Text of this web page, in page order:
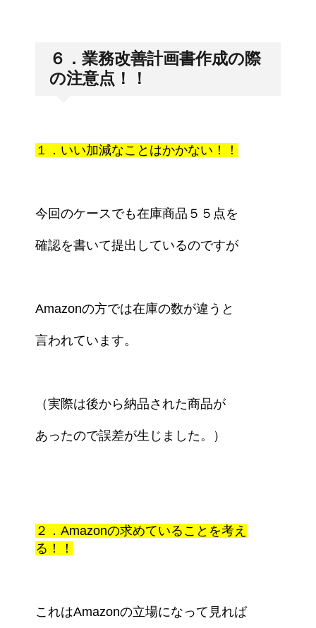
６．業務改善計画書作成の際
の注意点！！
１．いい加減なことはかかない！！
今回のケースでも在庫商品５５点を
確認を書いて提出しているのですが
Amazonの方では在庫の数が違うと
言われています。
（実際は後から納品された商品が
あったので誤差が生じました。）
２．Amazonの求めていることを考え
る！！
これはAmazonの立場になって見れば